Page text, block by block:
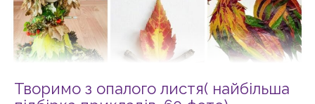
Творимо з опалого листя( найбільша